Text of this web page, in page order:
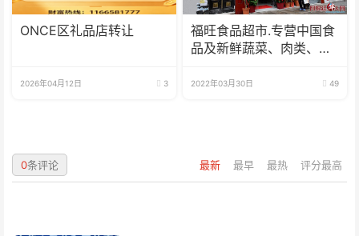
ONCE区礼品店转让
2026年04月12日 3
福旺食品超市.专营中国食
品及新鲜蔬菜、肉类、
2022年03月30日 49
最新 最早 最热 评分最高
0条评论